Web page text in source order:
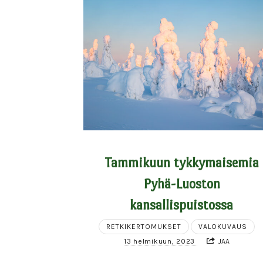
Tammikuun tykkymaisemia
Pyhä-Luoston
kansallispuistossa
RETKIKERTOMUKSET
VALOKUVAUS
13 helmikuun, 2023
JAA